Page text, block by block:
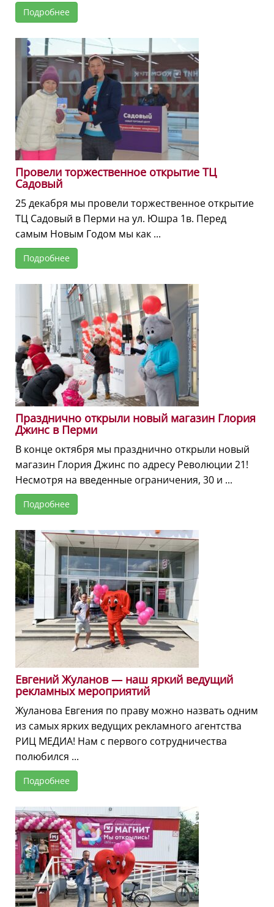
Подробнее
Провели торжественное открытие ТЦ
Садовый
25 декабря мы провели торжественное открытие
ТЦ Садовый в Перми на ул. Юшра 1в. Перед
самым Новым Годом мы как ...
Подробнее
Празднично открыли новый магазин Глория
Джинс в Перми
В конце октября мы празднично открыли новый
магазин Глория Джинс по адресу Революции 21!
Несмотря на введенные ограничения, 30 и ...
Подробнее
Евгений Жуланов — наш яркий ведущий
рекламных мероприятий
Жуланова Евгения по праву можно назвать одним
из самых ярких ведущих рекламного агентства
РИЦ МЕДИА! Нам с первого сотрудничества
полюбился ...
Подробнее